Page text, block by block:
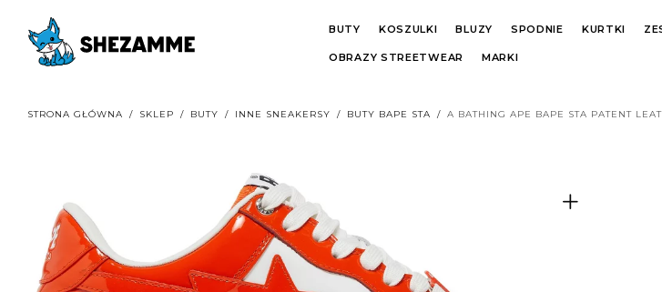
BUTY KOSZULKI BLUZY SPODNIE KURTKI
OBRAZY STREETWEAR MARKI
STRONA GŁÓWNA / SKLEP / BUTY / INNE SNEAKERSY / BUTY BAPE STA / A BATHING APE BAPE STA PATENT